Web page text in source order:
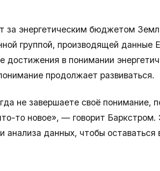
за энергетическим бюджетом
группой, производящей данные
достижения в понимании
продолжает развиваться.
не завершаете своё понимание,
то новое», — говорит Баркстром.
анализа данных, чтобы оставаться